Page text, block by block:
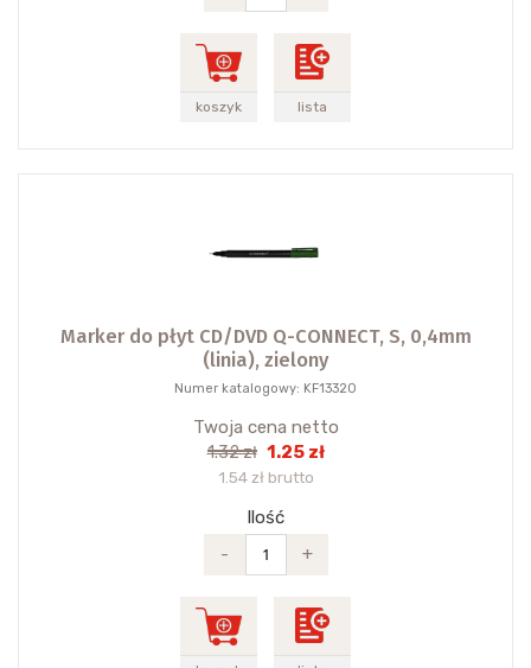
koszyk lista
Marker do płyt CD/DVD Q-CONNECT, S, 0,4mm
(linia), zielony
Numer katalogowy: KF13320
Twoja cena netto
1.32 zł 1.25 zł
1.54 zł brutto
Ilość
-
+